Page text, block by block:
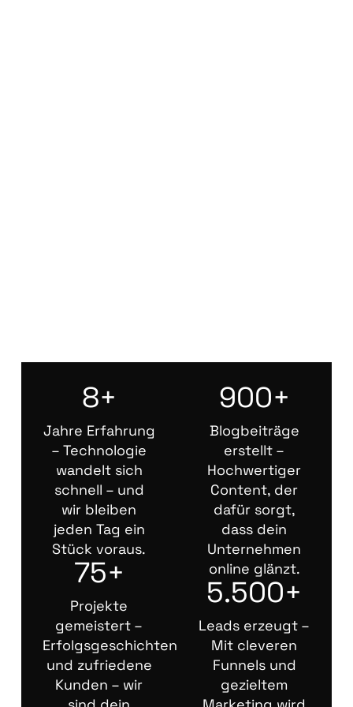
8+
Jahre Erfahrung
– Technologie
wandelt sich
schnell – und
wir bleiben
jeden Tag ein
Stück voraus.
75+
Projekte
gemeistert –
Erfolgsgeschichten
und zufriedene
Kunden – wir
900+
Blogbeiträge
erstellt –
Hochwertiger
Content, der
dafür sorgt,
dass dein
Unternehmen
online glänzt.
5.500+
Leads erzeugt –
Mit cleveren
Funnels und
gezieltem